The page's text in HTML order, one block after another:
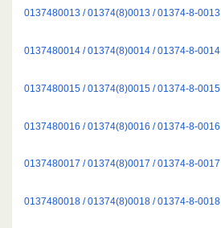
0137480013 / 01374(8)0013 / 01374-8-0013
0137480014 / 01374(8)0014 / 01374-8-0014
0137480015 / 01374(8)0015 / 01374-8-0015
0137480016 / 01374(8)0016 / 01374-8-0016
0137480017 / 01374(8)0017 / 01374-8-0017
0137480018 / 01374(8)0018 / 01374-8-0018